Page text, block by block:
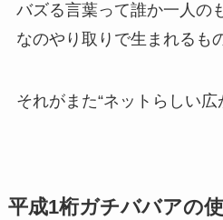
バズる言葉って誰か一人の
なのやり取りで生まれるも
それがまた“ネットらしい広
平成1桁ガチババアの